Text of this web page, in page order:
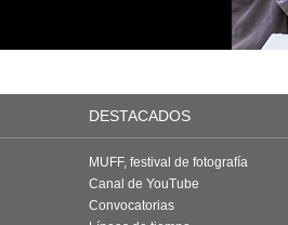
DESTACADOS
MUFF, festival de fotografía
Canal de YouTube
Convocatorias